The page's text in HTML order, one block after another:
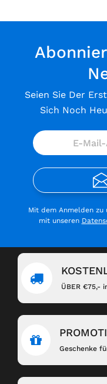
Seien Sie Der
Sich Noch
Mit dem Anmelden
mit unseren
ÜBER €75,-
Geschenke